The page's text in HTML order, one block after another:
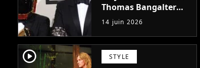
Thomas Bangalter
donne sa réponse
définitive
14 juin 2026
player2 STYLE